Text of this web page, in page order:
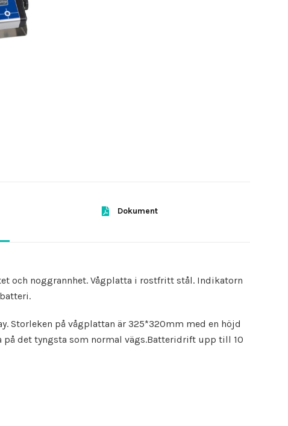
Dokument
och noggrannhet. Vågplatta i rostfritt stål. Indikatorn
Storleken på vågplattan är 325*320mm med en höjd
det tyngsta som normal vägs.Batteridrift upp till 10